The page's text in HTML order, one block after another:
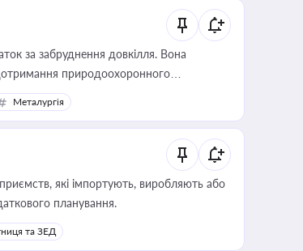
за забруднення довкілля. Вона
природоохоронного
Металургія
які імпортують, виробляють або
планування.
та ЗЕД